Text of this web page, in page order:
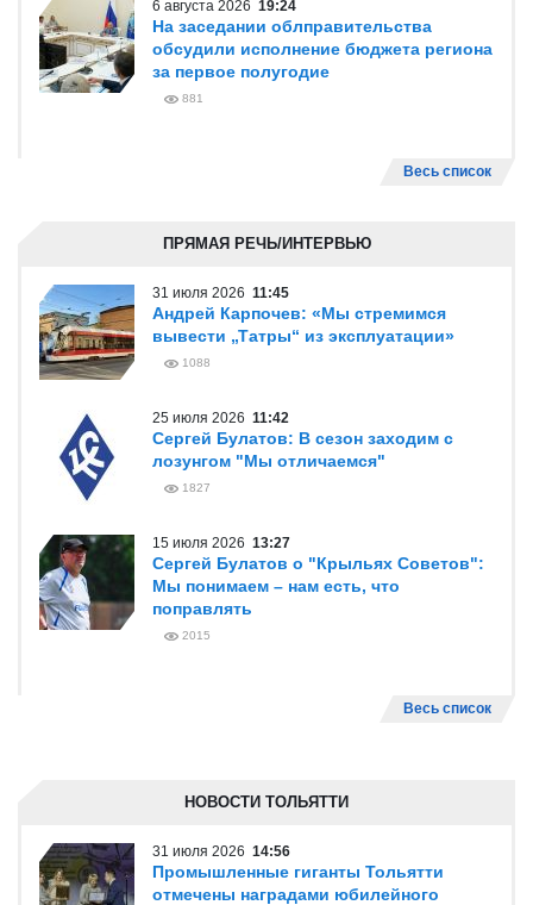
6 августа 2026 19:24
На заседании облправительства
обсудили исполнение бюджета региона
за первое полугодие
881
Весь список
ПРЯМАЯ РЕЧЬ/ИНТЕРВЬЮ
31 июля 2026 11:45
Андрей Карпочев: «Мы стремимся
вывести „Татры“ из эксплуатации»
1088
25 июля 2026 11:42
Сергей Булатов: В сезон заходим с
лозунгом "Мы отличаемся"
1827
15 июля 2026 13:27
Сергей Булатов о "Крыльях Советов":
Мы понимаем – нам есть, что
поправлять
2015
Весь список
НОВОСТИ ТОЛЬЯТТИ
31 июля 2026 14:56
Промышленные гиганты Тольятти
отмечены наградами юбилейного